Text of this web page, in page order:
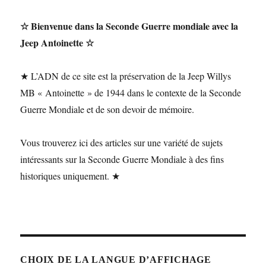
☆ Bienvenue dans la Seconde Guerre mondiale avec la
Jeep Antoinette ☆
★ L’ADN de ce site est la préservation de la Jeep Willys
MB « Antoinette » de 1944 dans le contexte de la Seconde
Guerre Mondiale et de son devoir de mémoire.
Vous trouverez ici des articles sur une variété de sujets
intéressants sur la Seconde Guerre Mondiale à des fins
historiques uniquement. ★
CHOIX DE LA LANGUE D’AFFICHAGE